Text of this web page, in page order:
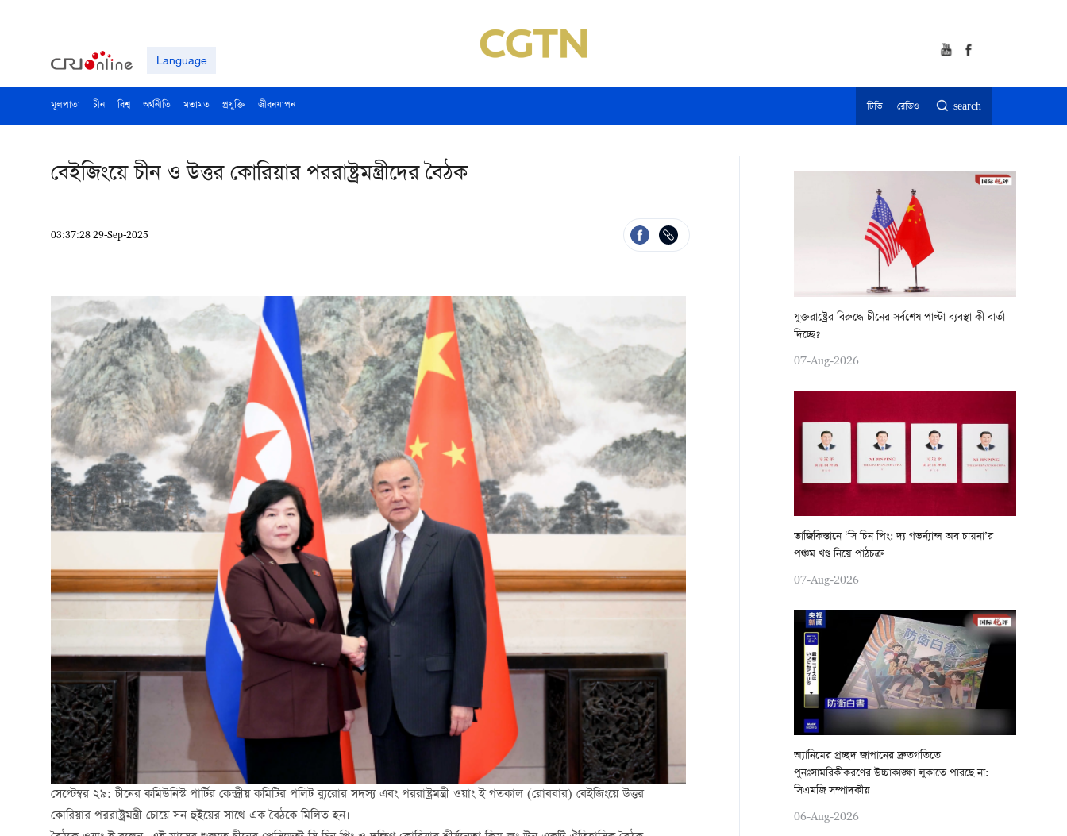
Language
মূলপাতা চীন বিশ্ব অর্থনীতি মতামত প্রযুক্তি জীবনযাপন টিভি রেডিও search
বেইজিংয়ে চীন ও উত্তর কোরিয়ার পররাষ্ট্রমন্ত্রীদের বৈঠক
03:37:28 29-Sep-2025
সেপ্টেম্বর ২৯: চীনের কমিউনিস্ট পার্টির কেন্দ্রীয় কমিটির পলিট ব্যুরোর সদস্য এবং পররাষ্ট্রমন্ত্রী ওয়াং ই গতকাল (রোববার) বেইজিংয়ে উত্তর
কোরিয়ার পররাষ্ট্রমন্ত্রী চোয়ে সন হুইয়ের সাথে এক বৈঠকে মিলিত হন।
যুক্তরাষ্ট্রের বিরুদ্ধে চীনের সর্বশেষ পাল্টা ব্যবস্থা কী বার্তা
দিচ্ছে?
07-Aug-2026
তাজিকিস্তানে ‘সি চিন পিং: দ্য গভর্ন্যান্স অব চায়না’র
পঞ্চম খণ্ড নিয়ে পাঠচক্র
07-Aug-2026
অ্যানিমের প্রচ্ছদ জাপানের দ্রুতগতিতে
পুনঃসামরিকীকরণের উচ্চাকাঙ্ক্ষা লুকাতে পারছে না:
সিএমজি সম্পাদকীয়
06-Aug-2026